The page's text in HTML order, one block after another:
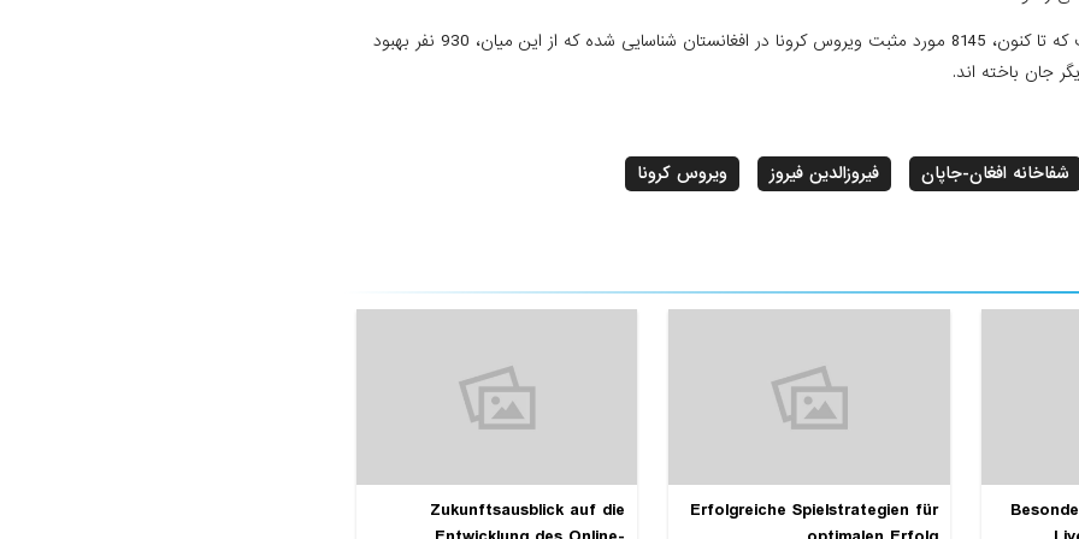
این در حالی است که تا کنون، 8145 مورد مثبت ویروس کرونا در افغانستان شناسایی شده که از این میان، 930 نفر بهبود
شفاخانه افغان-جاپان فیروزالدین فیروز ویروس کرونا
Erfolgreiche Spielstrategien für
Zukunftsausblick auf die